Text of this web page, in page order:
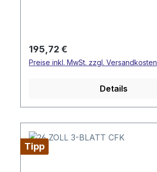
Regulärer Preis:
195,72 €
Preise inkl. MwSt. zzgl. Versandkosten
Details
Tipp